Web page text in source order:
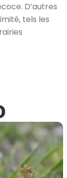
D’autres
tels les